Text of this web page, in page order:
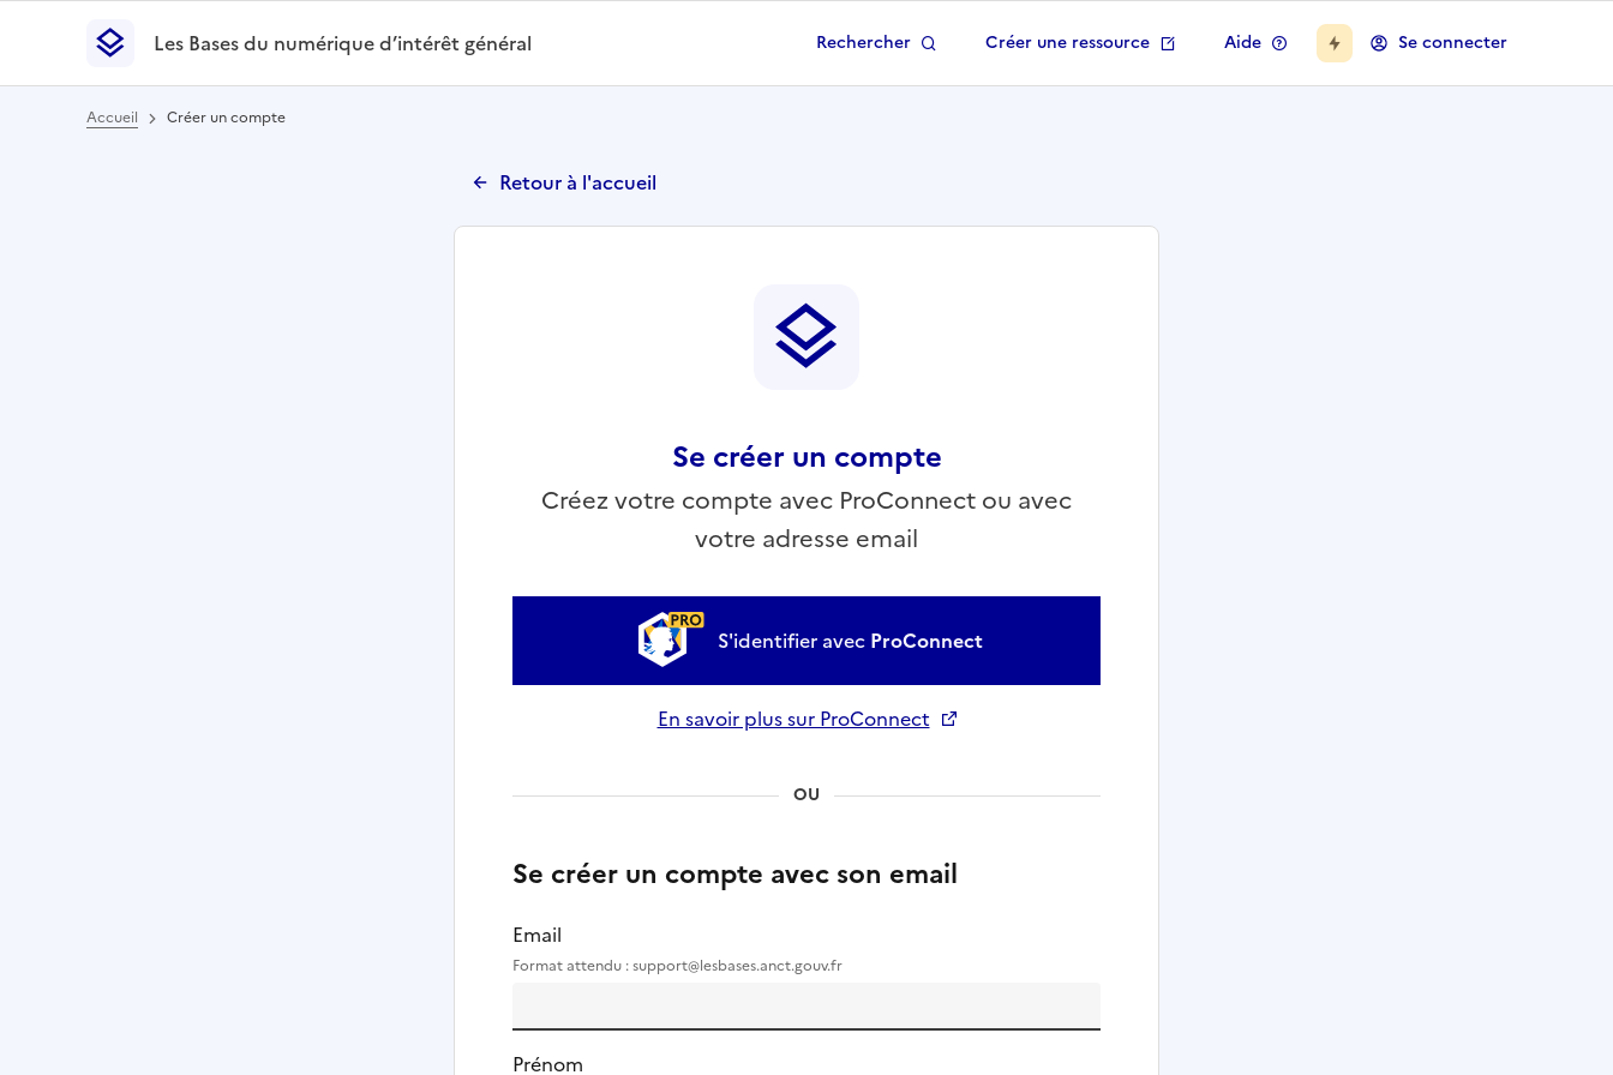
Les Bases du numérique d’intérêt général- Retour à la page d'accueil
Les Bases du numérique d’intérêt général
Rechercher Créer une ressource Aide Se connecter
Accueil Créer un compte
Retour à l'accueil
Se créer un compte
Créez votre compte avec ProConnect ou avec
votre adresse email
S'identifier avec ProConnect
En savoir plus sur ProConnect
OU
Se créer un compte avec son email
Email
Format attendu : support@lesbases.anct.gouv.fr
Prénom